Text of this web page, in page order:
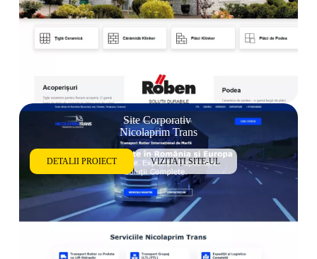
Site Corporativ
Nicolaprim Trans
DETALII PROIECT VIZITAȚI SITE-UL